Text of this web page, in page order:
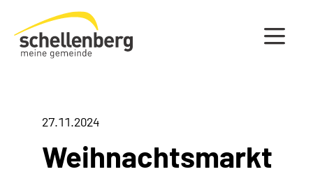
Gemeinde Schellenberg Startseite
27.11.2024
Weihnachtsmarkt